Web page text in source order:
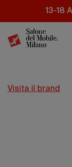
principale
13-18
visita il brand